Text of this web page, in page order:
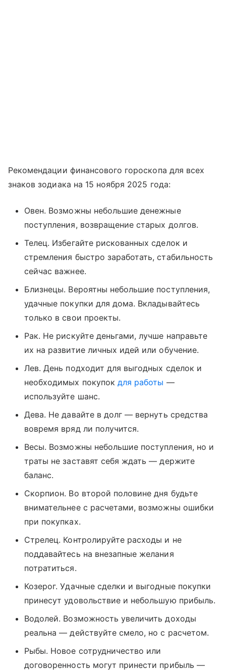
Рекомендации финансового гороскопа для всех
знаков зодиака на 15 ноября 2025 года:
Овен. Возможны небольшие денежные
поступления, возвращение старых долгов.
Телец. Избегайте рискованных сделок и
стремления быстро заработать, стабильность
сейчас важнее.
Близнецы. Вероятны небольшие поступления,
удачные покупки для дома. Вкладывайтесь
только в свои проекты.
Рак. Не рискуйте деньгами, лучше направьте
их на развитие личных идей или обучение.
Лев. День подходит для выгодных сделок и
необходимых покупок для работы —
используйте шанс.
Дева. Не давайте в долг — вернуть средства
вовремя вряд ли получится.
Весы. Возможны небольшие поступления, но и
траты не заставят себя ждать — держите
баланс.
Скорпион. Во второй половине дня будьте
внимательнее с расчетами, возможны ошибки
при покупках.
Стрелец. Контролируйте расходы и не
поддавайтесь на внезапные желания
потратиться.
Козерог. Удачные сделки и выгодные покупки
принесут удовольствие и небольшую прибыль.
Водолей. Возможность увеличить доходы
реальна — действуйте смело, но с расчетом.
Рыбы. Новое сотрудничество или
договоренность могут принести прибыль —